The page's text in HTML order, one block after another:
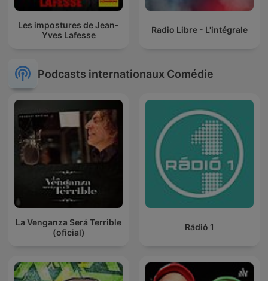
Les impostures de Jean-
Yves Lafesse
Radio Libre - L'intégrale
Podcasts internationaux Comédie
La Venganza Será Terrible
(oficial)
Rádió 1